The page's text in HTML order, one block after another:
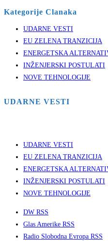
Kategorije Clanaka
UDARNE VESTI
EU ZELENA TRANZICIJA
ENERGETSKA
INŽENJERSKI POSTULATI
NOVE TEHNOLOGIJE
UDARNE VESTI
UDARNE VESTI
EU ZELENA TRANZICIJA
ENERGETSKA
INŽENJERSKI POSTULATI
NOVE TEHNOLOGIJE
DW RSS
Glas Amerike RSS
Radio Slobodna Evropa RSS